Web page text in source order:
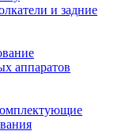
и задние
аппаратов